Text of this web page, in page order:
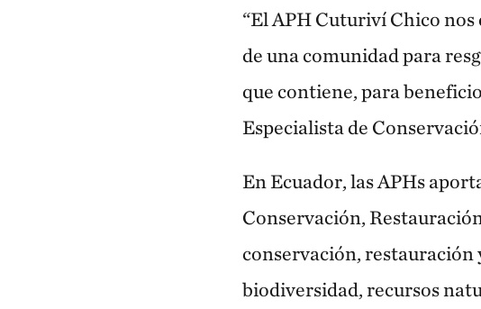
“El APH Cuturiví Chico
de una comunidad para
que contiene, para
Especialista de
En Ecuador, las APHs
Conservación,
conservación, restauración
biodiversidad, recursos